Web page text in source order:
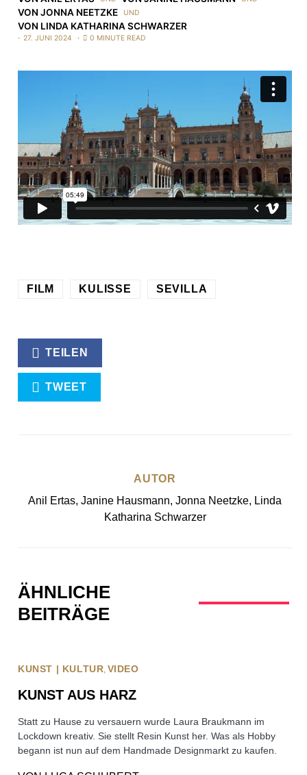
VON JONNA NEETZKE UND
VON LINDA KATHARINA SCHWARZER
27. JUNI 2024 0 MINUTE READ
FILM KULISSE SEVILLA
TEILEN
TWEET
AUTOR
Anil Ertas, Janine Hausmann, Jonna Neetzke, Linda
Katharina Schwarzer
ÄHNLICHE
BEITRÄGE
KUNST | KULTUR VIDEO
KUNST AUS HARZ
Statt zu Hause zu versauern wurde Laura Braukmann im
Lockdown kreativ. Sie stellt Resin Kunst her. Was als Hobby
begann ist nun auf dem Handmade Designmarkt zu kaufen.